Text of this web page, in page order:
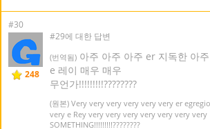
#30
248
#29에 대한 답변
(번역됨) 아주 아주 아주 er 지독한 아
e 레이 매우 매우
무언가!!!!!!!!!????????
(원본) Very very very very very very er
very e Rey very very very very very very very
SOMETHING!!!!!!!!!????????